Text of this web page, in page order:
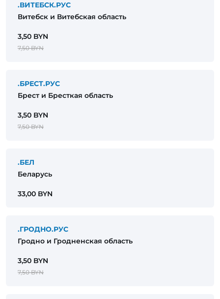
.ВИТЕБСК.РУС
Витебск и Витебская область
3,50 BYN
7,50 BYN
.БРЕСТ.РУС
Брест и Бресткая область
3,50 BYN
7,50 BYN
.БЕЛ
Беларусь
33,00 BYN
.ГРОДНО.РУС
Гродно и Гродненская область
3,50 BYN
7,50 BYN